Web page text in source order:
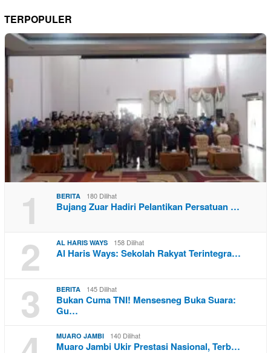
TERPOPULER
1 BERITA 180 Dilihat
Bujang Zuar Hadiri Pelantikan Persatuan …
2 AL HARIS WAYS 158 Dilihat
Al Haris Ways: Sekolah Rakyat Terintegra…
3 BERITA 145 Dilihat
Bukan Cuma TNI! Mensesneg Buka Suara:
Gu…
MUARO JAMBI 140 Dilihat
Muaro Jambi Ukir Prestasi Nasional, Terb…